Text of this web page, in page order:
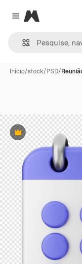
Close menu
Magnific
Início/stock/PSD/
Premium